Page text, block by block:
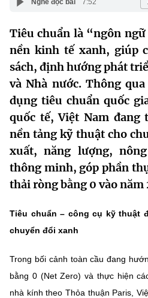
Cơ cấu tổ chức
Lịch sử phát triển
Sở Khoa học và Công nghệ
Khoa học và Công nghệ
Đổi mới sáng tạo
Chuyển đổi số
Bưu chính, Viễn thông
Sở hữu trí tuệ
Năng lượng nguyên tử
Tin tổng hợp
Dịch vụ công
Hệ thống văn bản
Văn bản QPPL
Văn bản chỉ đạo điều hành
Lấy ý kiến người dân về dự
MST IOFFICE
THỐNG KÊ
Khoa học và Công nghệ
Đổi mới sáng tạo
Chuyển đổi số
Sở hữu trí tuệ
Multimedia
THƯ ĐIỆN TỬ
Khác
Videos
Infographic
Ảnh
Tiêu chuẩn là “ngôn
nền kinh tế xanh, giúp
sách, định hướng phát
và Nhà nước. Thông
dụng tiêu chuẩn quốc
quốc tế, Việt Nam
nền tảng kỹ thuật cho
xuất, năng lượng,
thông minh, góp phần
thải ròng bằng 0 vào năm
Tiêu chuẩn – công cụ kỹ thuật
chuyển đổi xanh
Trong bối cảnh toàn cầu đang
bằng 0 (Net Zero) và thực hiện
nhà kính theo Thỏa thuận Paris,